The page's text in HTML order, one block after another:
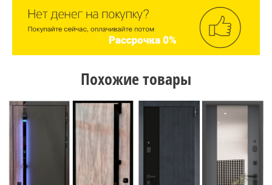
Похожие товары